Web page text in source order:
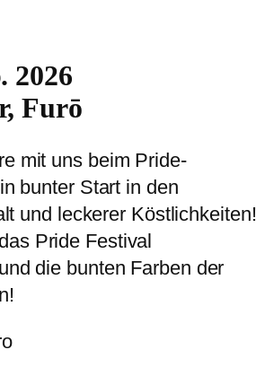
2026
Furō
mit uns beim Pride-
bunter Start in den
und leckerer Köstlichkeiten!
Pride Festival
die bunten Farben der